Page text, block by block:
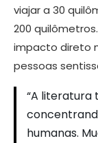
viajar a 30
200
impacto direto
pessoas
“A literatura
humanas.